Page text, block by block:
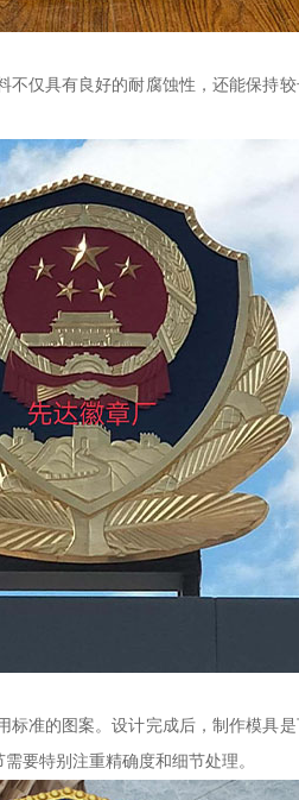
仅具有良好的耐腐蚀性，还能保持
准的图案。设计完成后，制作模具
要特别注重精确度和细节处理。